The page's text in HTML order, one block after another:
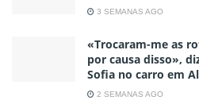
3 SEMANAS AGO
«Trocaram-me as
por causa disso»,
Sofia no carro em
2 SEMANAS AGO